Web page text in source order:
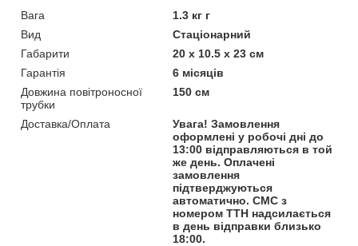
Вага
1.3 кг г
Вид
Стаціонарний
Габарити
20 x 10.5 x 23 см
Гарантія
6 місяців
Довжина повітроносної
трубки
150 см
Доставка/Оплата
Увага! Замовлення
оформлені у робочі дні до
13:00 відправляються в той
же день. Оплачені
замовлення
підтверджуються
автоматично. СМС з
номером ТТН надсилається
в день відправки близько
18:00.